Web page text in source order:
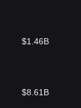
$1.46B
$8.61B